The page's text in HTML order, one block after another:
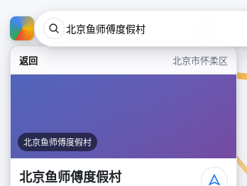
返回 北京市怀柔区
北京鱼师傅度假村
北京鱼师傅度假村